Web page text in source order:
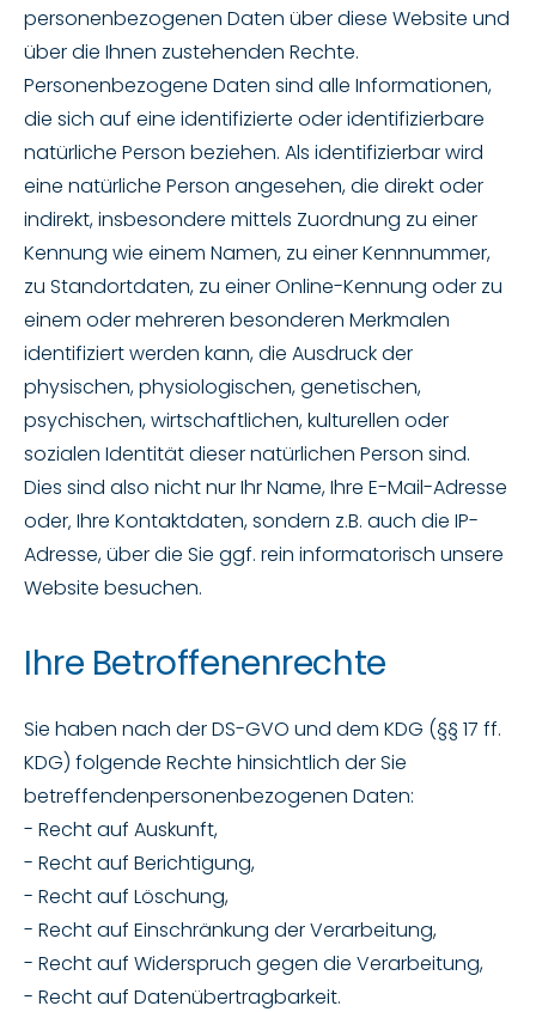
personenbezogenen Daten über diese Website und
über die Ihnen zustehenden Rechte.
Personenbezogene Daten sind alle Informationen,
die sich auf eine identifizierte oder identifizierbare
natürliche Person beziehen. Als identifizierbar wird
eine natürliche Person angesehen, die direkt oder
indirekt, insbesondere mittels Zuordnung zu einer
Kennung wie einem Namen, zu einer Kennnummer,
zu Standortdaten, zu einer Online-Kennung oder zu
einem oder mehreren besonderen Merkmalen
identifiziert werden kann, die Ausdruck der
physischen, physiologischen, genetischen,
psychischen, wirtschaftlichen, kulturellen oder
sozialen Identität dieser natürlichen Person sind.
Dies sind also nicht nur Ihr Name, Ihre E-Mail-Adresse
oder‚ Ihre Kontaktdaten, sondern z.B. auch die IP-
Adresse, über die Sie ggf. rein informatorisch unsere
Website besuchen.
Ihre Betroffenenrechte
Sie haben nach der DS-GVO und dem KDG (§§ 17 ff.
KDG) folgende Rechte hinsichtlich der Sie
betreffendenpersonenbezogenen Daten:
- Recht auf Auskunft,
- Recht auf Berichtigung,
- Recht auf Löschung,
- Recht auf Einschränkung der Verarbeitung,
- Recht auf Widerspruch gegen die Verarbeitung,
- Recht auf Datenübertragbarkeit.